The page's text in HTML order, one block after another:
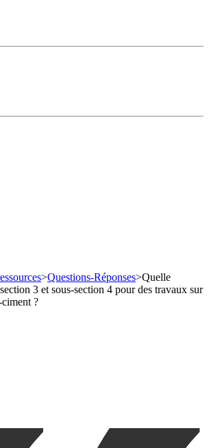
>Questions-Réponses>Quelle
3 et sous-section 4 pour des travaux sur
?